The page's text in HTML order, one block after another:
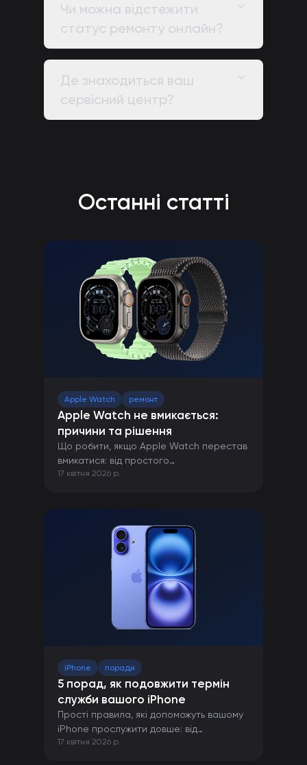
Чи можна відстежити
статус ремонту онлайн?
Де знаходиться ваш
сервісний центр?
Останні статті
Apple Watch ремонт
Apple Watch не вмикається:
причини та рішення
Що робити, якщо Apple Watch перестав
вмикатися: від простого
перезавантаження до ремонту в сервісі.
17 квітня 2026 р.
iPhone поради
5 порад, як подовжити термін
служби вашого iPhone
Прості правила, які допоможуть вашому
iPhone прослужити довше: від
правильної зарядки до захисту від
17 квітня 2026 р.